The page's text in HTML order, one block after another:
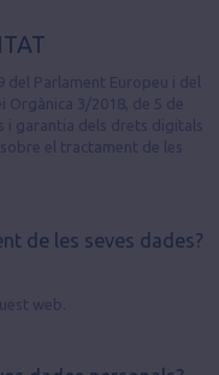
del Parlament Europeu i del
Orgànica 3/2018, de 5 de
i garantia dels drets digitals
el tractament de les
de les seves dades?
web.